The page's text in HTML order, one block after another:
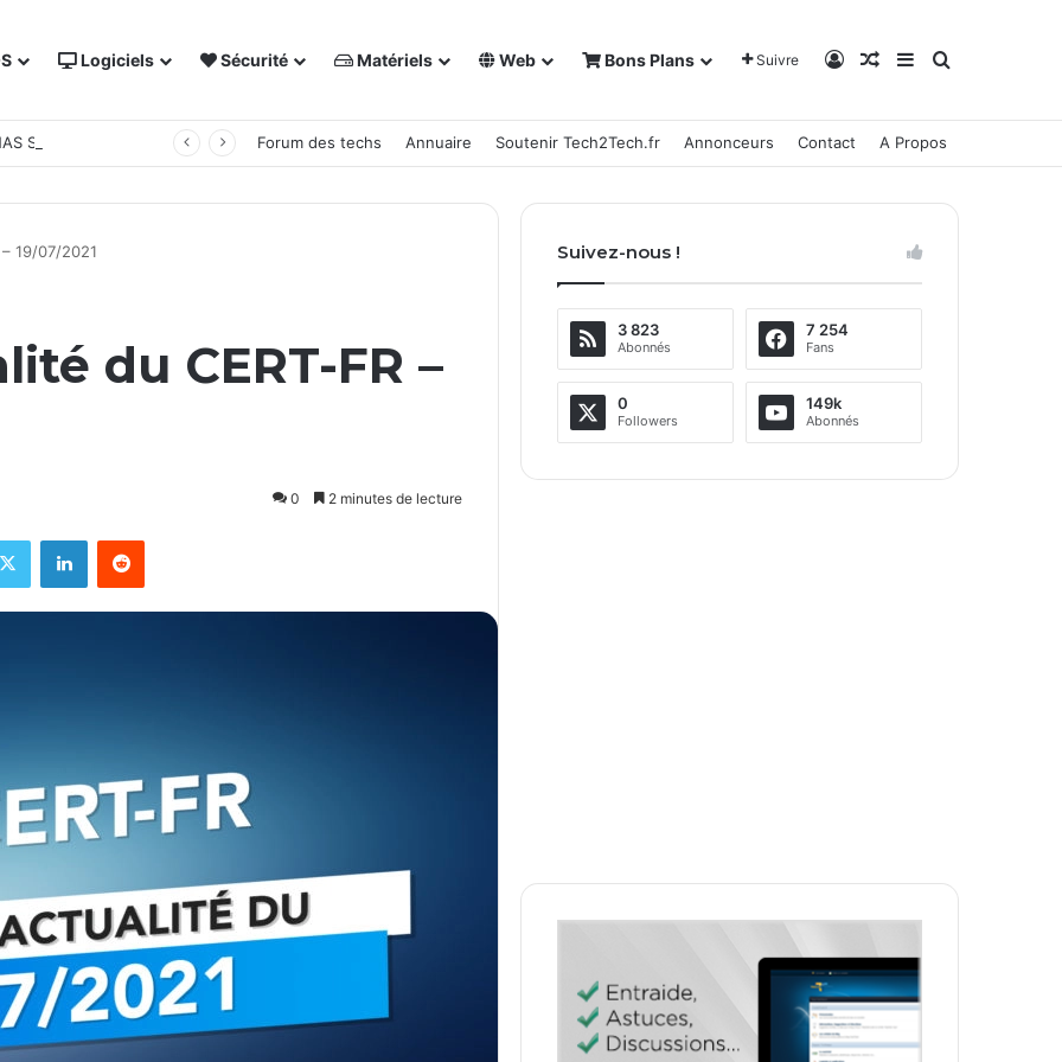
Logiciels Sécurité Matériels Web Bons Plans Suivre Connexion
Article Aléatoire
Sidebar (barre
Rechercher
Synology Forum des techs Annuaire Soutenir Tech2Tech.fr Annonceurs Contact A Propos
19/07/2021
du CERT-FR –
0 2 minutes de lecture
X LinkedinReddit
Suivez-nous !
3 823
Abonnés
7 254
Fans
0
Followers
149k
Abonnés